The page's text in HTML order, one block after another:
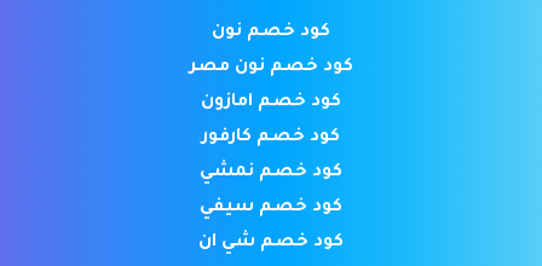
كود خصم نون
كود خصم نون مصر
كود خصم امازون
كود خصم كارفور
كود خصم نمشي
كود خصم سيفي
كود خصم شي ان